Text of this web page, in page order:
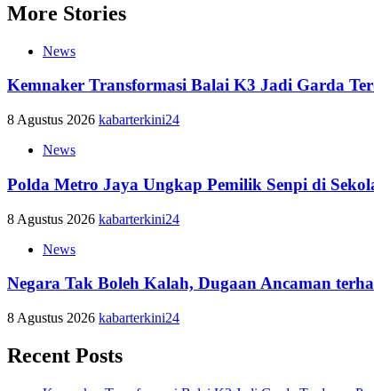
More Stories
News
Kemnaker Transformasi Balai K3 Jadi Garda
8 Agustus 2026 kabarterkini24
News
Polda Metro Jaya Ungkap Pemilik Senpi di
8 Agustus 2026 kabarterkini24
News
Negara Tak Boleh Kalah, Dugaan Ancaman
8 Agustus 2026 kabarterkini24
Recent Posts